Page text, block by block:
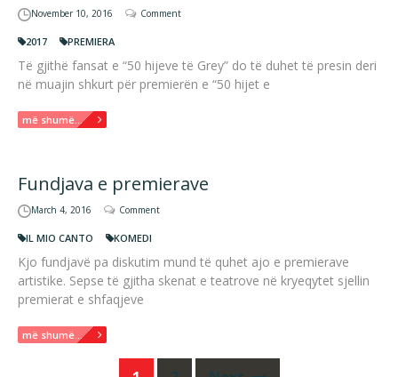
November 10, 2016 Comment
2017 PREMIERA
Të gjithë fansat e “50 hijeve të Grey” do të duhet të presin deri
në muajin shkurt për premierën e “50 hijet e
më shumë...
Fundjava e premierave
March 4, 2016 Comment
IL MIO CANTO KOMEDI
Kjo fundjavë pa diskutim mund të quhet ajo e premierave
artistike. Sepse të gjitha skenat e teatrove në kryeqytet sjellin
premierat e shfaqjeve
më shumë...